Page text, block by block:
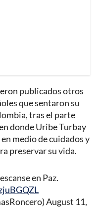
publicados otros
que sentaron su
tras el parte
donde Uribe Turbay
medio de cuidados y
preservar su vida.
en Paz.
August 11,